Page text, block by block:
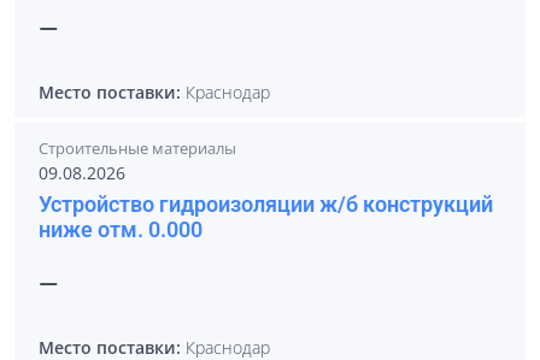
—
Место поставки: Краснодар
Строительные материалы
09.08.2026
Устройство гидроизоляции ж/б конструкций
ниже отм. 0.000
—
Место поставки: Краснодар